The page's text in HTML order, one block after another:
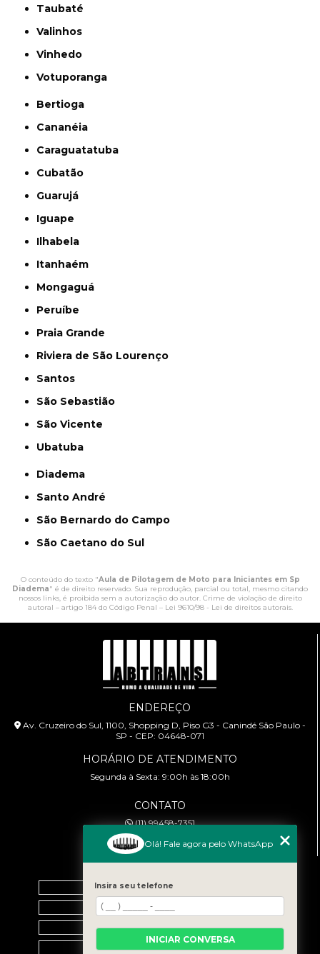
Taubaté
Valinhos
Vinhedo
Votuporanga
Bertioga
Cananéia
Caraguatatuba
Cubatão
Guarujá
Iguape
Ilhabela
Itanhaém
Mongaguá
Peruíbe
Praia Grande
Riviera de São Lourenço
Santos
São Sebastião
São Vicente
Ubatuba
Diadema
Santo André
São Bernardo do Campo
São Caetano do Sul
O conteúdo do texto "Aula de Pilotagem de Moto para Iniciantes em Sp
Diadema" é de direito reservado. Sua reprodução, parcial ou total, mesmo citando
nossos links, é proibida sem a autorização do autor. Crime de violação de direito
autoral – artigo 184 do Código Penal – Lei 9610/98 - Lei de direitos autorais.
ENDEREÇO
Av. Cruzeiro do Sul, 1100, Shopping D, Piso G3 - Canindé São Paulo -
SP - CEP: 04648-071
HORÁRIO DE ATENDIMENTO
Segunda à Sexta: 9:00h às 18:00h
CONTATO
(11) 99458-7351
cursoabtrans@gmail.com
Home
Empresa
Galeria
Contato
Olá! Fale agora pelo WhatsApp
Insira seu telefone
INICIAR CONVERSA